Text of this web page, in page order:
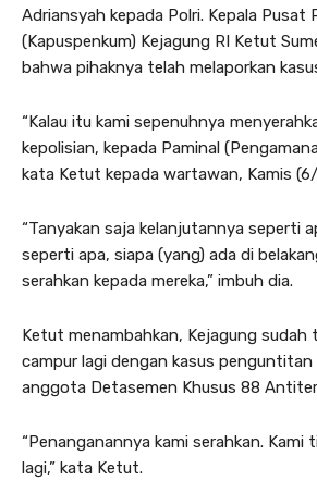
Adriansyah kepada Polri. Kepala Pusat
(Kapuspenkum) Kejagung RI Ketut
bahwa pihaknya telah melaporkan
“Kalau itu kami sepenuhnya
kepolisian, kepada Paminal
kata Ketut kepada wartawan, Kamis
“Tanyakan saja kelanjutannya seperti
seperti apa, siapa (yang) ada di
serahkan kepada mereka,” imbuh dia.
Ketut menambahkan, Kejagung sudah
campur lagi dengan kasus penguntitan
anggota Detasemen Khusus 88
“Penanganannya kami serahkan. Kami
lagi,” kata Ketut.